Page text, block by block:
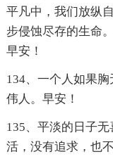
平凡中，我们放纵
步侵蚀尽存的生命
早安！
134、一个人如果
伟人。早安！
135、平淡的日子
活，没有追求，也